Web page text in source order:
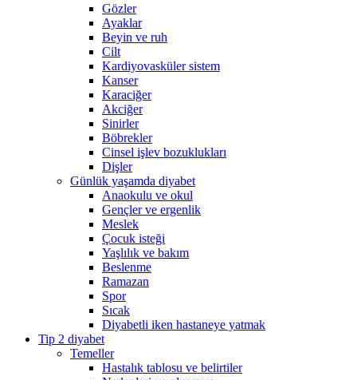
Gözler
Ayaklar
Beyin ve ruh
Cilt
Kardiyovasküler sistem
Kanser
Karaciğer
Akciğer
Sinirler
Böbrekler
Cinsel işlev bozuklukları
Dişler
Günlük yaşamda diyabet
Anaokulu ve okul
Gençler ve ergenlik
Meslek
Çocuk isteği
Yaşlılık ve bakım
Beslenme
Ramazan
Spor
Sıcak
Diyabetli iken hastaneye yatmak
Tip 2 diyabet
Temeller
Hastalık tablosu ve belirtiler